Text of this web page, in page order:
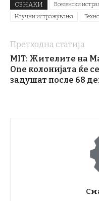
ОЗНАКИ Вселенски
Научни истражувања
Претходна статија
MIT: Жителите на
One колонијата ќе се
задушат после 68